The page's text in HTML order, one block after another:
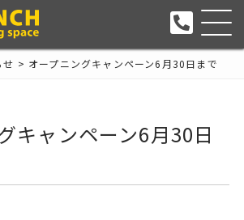
せ > オープニングキャンペーン6月30日まで
キャンペーン6月30日